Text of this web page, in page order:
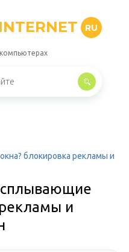
RU
блокировка рекламы и
и